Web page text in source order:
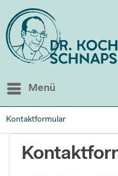
Menü
Kontaktformular